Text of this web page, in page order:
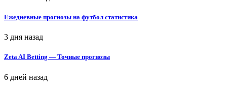
Ежедневные прогнозы на футбол статистика
3 дня назад
Zeta AI Betting — Точные прогнозы
6 дней назад